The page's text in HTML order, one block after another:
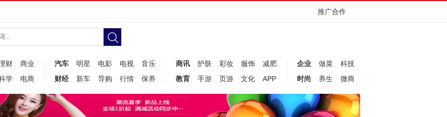
推广合作
财
商业
学 电商
汽车 明星 电影 电视
音乐
财经
新车 导购 行情 保养
商讯 护肤 彩妆 服饰
减肥
教育
手游 页游 文化 APP
企业 做菜
科技
时尚
养生 微商